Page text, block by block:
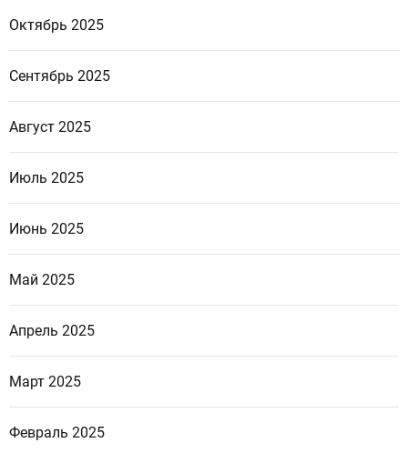
Октябрь 2025
Сентябрь 2025
Август 2025
Июль 2025
Июнь 2025
Май 2025
Апрель 2025
Март 2025
Февраль 2025